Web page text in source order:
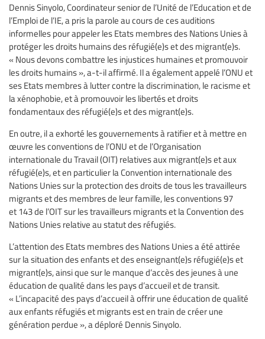
Dennis Sinyolo, Coordinateur senior de l’Unité de l’Education et de
l’Emploi de l’IE, a pris la parole au cours de ces auditions
informelles pour appeler les Etats membres des Nations Unies à
protéger les droits humains des réfugié(e)s et des migrant(e)s.
« Nous devons combattre les injustices humaines et promouvoir
les droits humains », a-t-il affirmé. Il a également appelé l’ONU et
ses Etats membres à lutter contre la discrimination, le racisme et
la xénophobie, et à promouvoir les libertés et droits
fondamentaux des réfugié(e)s et des migrant(e)s.
En outre, il a exhorté les gouvernements à ratifier et à mettre en
œuvre les conventions de l’ONU et de l’Organisation
internationale du Travail (OIT) relatives aux migrant(e)s et aux
réfugié(e)s, et en particulier la Convention internationale des
Nations Unies sur la protection des droits de tous les travailleurs
migrants et des membres de leur famille, les conventions 97
et 143 de l’OIT sur les travailleurs migrants et la Convention des
Nations Unies relative au statut des réfugiés.
L’attention des Etats membres des Nations Unies a été attirée
sur la situation des enfants et des enseignant(e)s réfugié(e)s et
migrant(e)s, ainsi que sur le manque d’accès des jeunes à une
éducation de qualité dans les pays d’accueil et de transit.
« L’incapacité des pays d’accueil à offrir une éducation de qualité
aux enfants réfugiés et migrants est en train de créer une
génération perdue », a déploré Dennis Sinyolo.